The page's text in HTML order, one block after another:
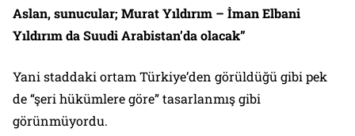
Aslan, sunucular; Murat Yıldırım – İman Elbani
Yıldırım da Suudi Arabistan’da olacak”
Yani staddaki ortam Türkiye’den görüldüğü gibi pek
de “şeri hükümlere göre” tasarlanmış gibi
görünmüyordu.